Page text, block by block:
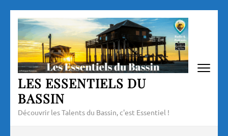
Aller
contenu
(Pressez
Entrée)
LES ESSENTIELS DU
BASSIN
Découvrir les Talents du Bassin, c'est Essentiel !